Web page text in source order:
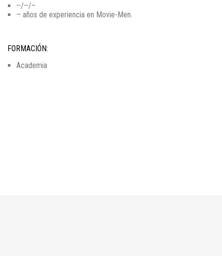
–/–/–
– años de experiencia en Movie-Men.
FORMACIÓN:
Academia